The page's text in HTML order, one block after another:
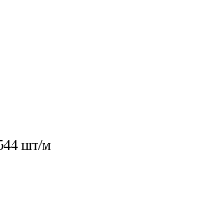
шт/м